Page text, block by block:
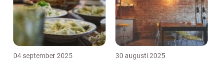
04 september 2025 30 augusti 2025